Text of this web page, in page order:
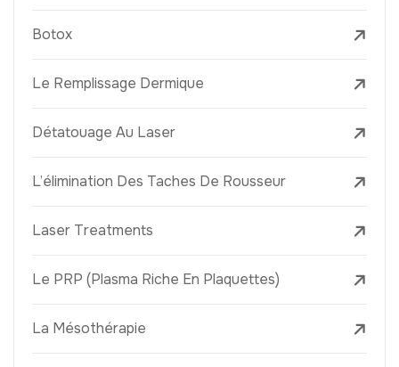
Botox
Le Remplissage Dermique
Détatouage Au Laser
L’élimination Des Taches De Rousseur
Laser Treatments
Le PRP (Plasma Riche En Plaquettes)
La Mésothérapie